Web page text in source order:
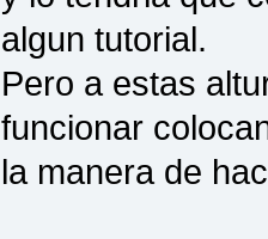
algun tutorial.
Pero a estas
funcionar
la manera de